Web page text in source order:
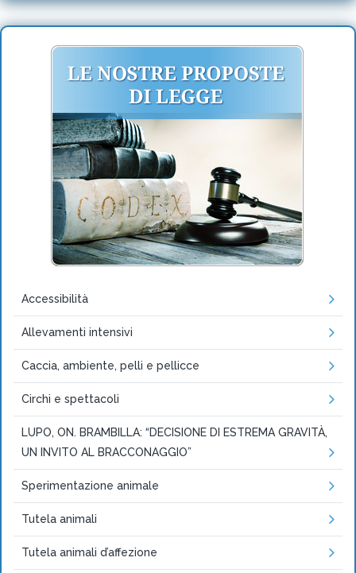
Accessibilità
Allevamenti intensivi
Caccia, ambiente, pelli e pellicce
Circhi e spettacoli
LUPO, ON. BRAMBILLA: “DECISIONE DI ESTREMA GRAVITÀ,
UN INVITO AL BRACCONAGGIO”
Sperimentazione animale
Tutela animali
Tutela animali d’affezione